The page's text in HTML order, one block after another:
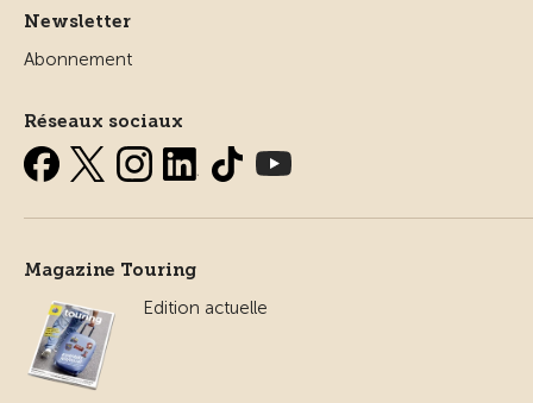
Newsletter
Abonnement
Réseaux sociaux
Magazine Touring
Edition actuelle